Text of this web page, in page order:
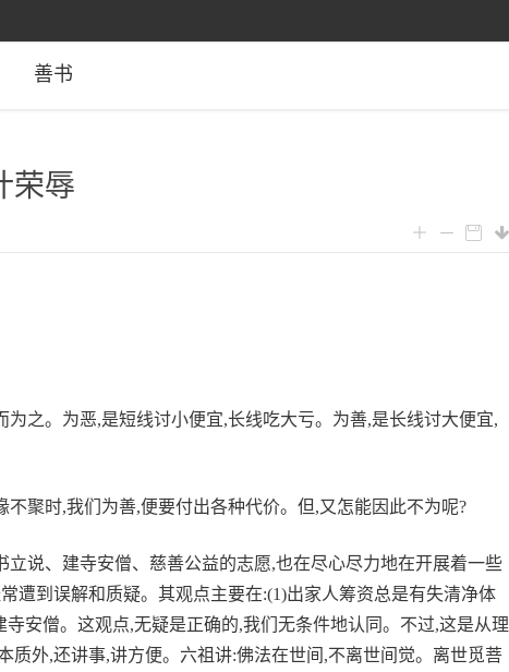
善书
荣辱
之。为恶,是短线讨小便宜,长线吃大亏。为善,是长线讨大便宜,
不聚时,我们为善,便要付出各种代价。但,又怎能因此不为呢?
立说、建寺安僧、慈善公益的志愿,也在尽心尽力地在开展着一些
遭到误解和质疑。其观点主要在:(1)出家人筹资总是有失清净体
安僧。这观点,无疑是正确的,我们无条件地认同。不过,这是从理
质外,还讲事,讲方便。六祖讲:佛法在世间,不离世间觉。离世觅菩